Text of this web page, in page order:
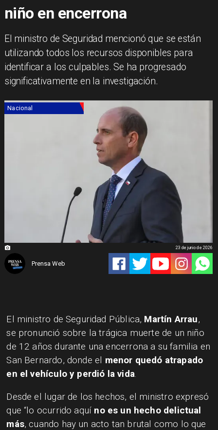
niño en encerrona
El ministro de Seguridad mencionó que se están
utilizando todos los recursos disponibles para
identificar a los culpables. Se ha progresado
significativamente en la investigación.
Nacional
Prensa Web
23 de junio de 2026
El ministro de Seguridad Pública, Martín Arrau,
se pronunció sobre la trágica muerte de un niño
de 12 años durante una encerrona a su familia en
San Bernardo, donde el menor quedó atrapado
en el vehículo y perdió la vida.
Desde el lugar de los hechos, el ministro expresó
que “lo ocurrido aquí no es un hecho delictual
más, cuando hay un acto tan brutal como lo que